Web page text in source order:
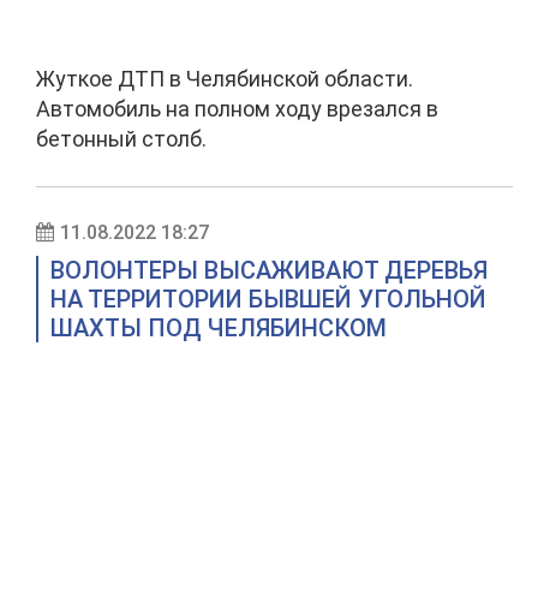
Жуткое ДТП в Челябинской области.
Автомобиль на полном ходу врезался в
бетонный столб.
11.08.2022 18:27
ВОЛОНТЕРЫ ВЫСАЖИВАЮТ ДЕРЕВЬЯ
НА ТЕРРИТОРИИ БЫВШЕЙ УГОЛЬНОЙ
ШАХТЫ ПОД ЧЕЛЯБИНСКОМ